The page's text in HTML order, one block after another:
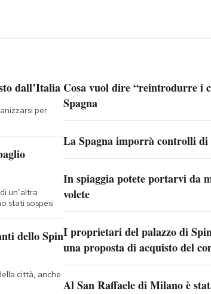
dall’Italia
per
un’altra
stati sospesi
dello Spin
città, anche
Cosa vuol dire “reintrodurre i
Spagna
La Spagna imporrà controlli
In spiaggia potete portarvi da
volete
I proprietari del palazzo di
una proposta di acquisto del
Al San Raffaele di Milano è